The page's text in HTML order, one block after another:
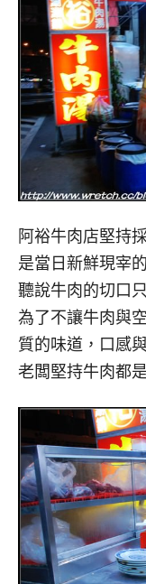
阿裕牛肉店堅持
是當日新鮮現宰
聽說牛肉的切口
為了不讓牛肉與
質的味道，口感
老闆堅持牛肉都